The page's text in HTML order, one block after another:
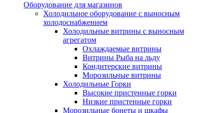
Оборудование для магазинов
Холодильное оборудование с выносным
холодоснабжением
Холодильные витрины с выносным
агрегатом
Охлаждаемые витрины
Витрины Рыба на льду
Кондитерские витрины
Морозильные витрины
Холодильные Горки
Высокие пристенные горки
Низкие пристенные горки
Морозильные бонеты и шкафы